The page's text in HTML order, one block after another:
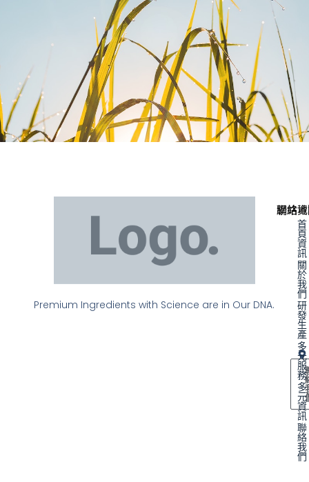
Premium Ingredients with Science are in Our DNA.
聯絡
網站
首
頁
資
訊
關
於
我
們
研
發
生
產
多
元
服
務
多
元
資
訊
聯
絡
我
們